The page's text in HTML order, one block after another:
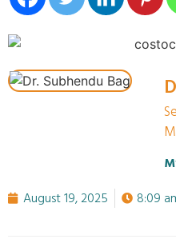
August 19, 2025 8:09